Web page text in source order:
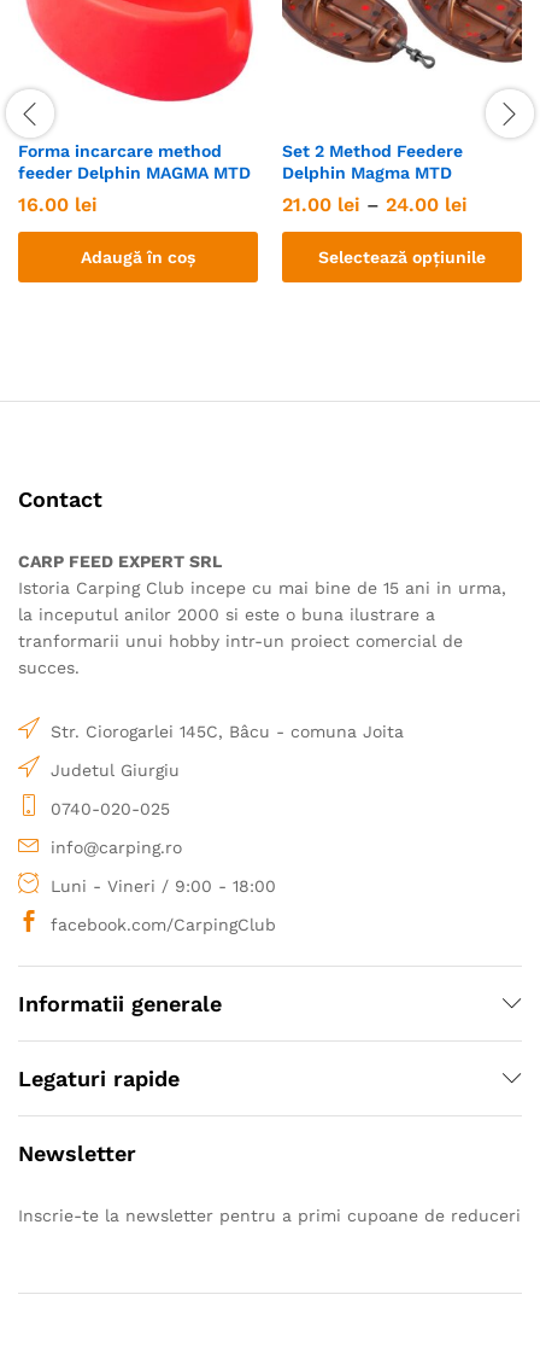
Forma incarcare method
feeder Delphin MAGMA MTD
16.00 lei
Adaugă în coș
Set 2 Method Feedere
Delphin Magma MTD
21.00 lei – 24.00 lei
21.00 lei
până
Selectează opțiunile
multe
pagina
produsului.
Contact
CARP FEED EXPERT SRL
Istoria Carping Club incepe cu mai bine de 15 ani in urma,
la inceputul anilor 2000 si este o buna ilustrare a
tranformarii unui hobby intr-un proiect comercial de
succes.
Str. Ciorogarlei 145C, Bâcu - comuna Joita
Judetul Giurgiu
0740-020-025
info@carping.ro
Luni - Vineri / 9:00 - 18:00
facebook.com/CarpingClub
Informatii generale
Legaturi rapide
Newsletter
Inscrie-te la newsletter pentru a primi cupoane de reduceri